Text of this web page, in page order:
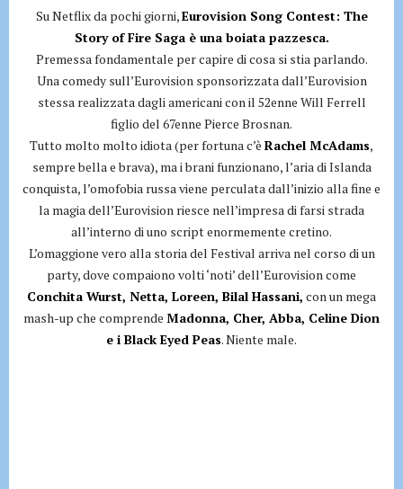
Su Netflix da pochi giorni,Eurovision Song Contest: The
Story of Fire Saga è una boiata pazzesca.
Premessa fondamentale per capire di cosa si stia parlando.
Una comedy sull’Eurovision sponsorizzata dall’Eurovision
stessa realizzata dagli americani con il 52enne Will Ferrell
figlio del 67enne Pierce Brosnan.
Tutto molto molto idiota (per fortuna c’è Rachel McAdams,
sempre bella e brava), ma i brani funzionano, l’aria di Islanda
conquista, l’omofobia russa viene perculata dall’inizio alla fine e
la magia dell’Eurovision riesce nell’impresa di farsi strada
all’interno di uno script enormemente cretino.
L’omaggione vero alla storia del Festival arriva nel corso di un
party, dove compaiono volti ‘noti’ dell’Eurovision come
Conchita Wurst, Netta, Loreen, Bilal Hassani, con un mega
mash-up che comprende Madonna, Cher, Abba, Celine Dion
e i Black Eyed Peas. Niente male.